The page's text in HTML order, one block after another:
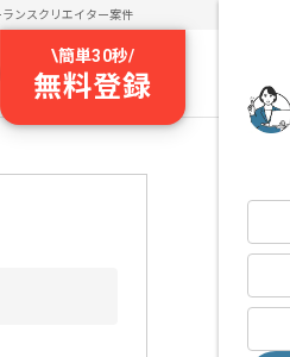
ランスクリエイター案件
\簡単30秒/
無料登録